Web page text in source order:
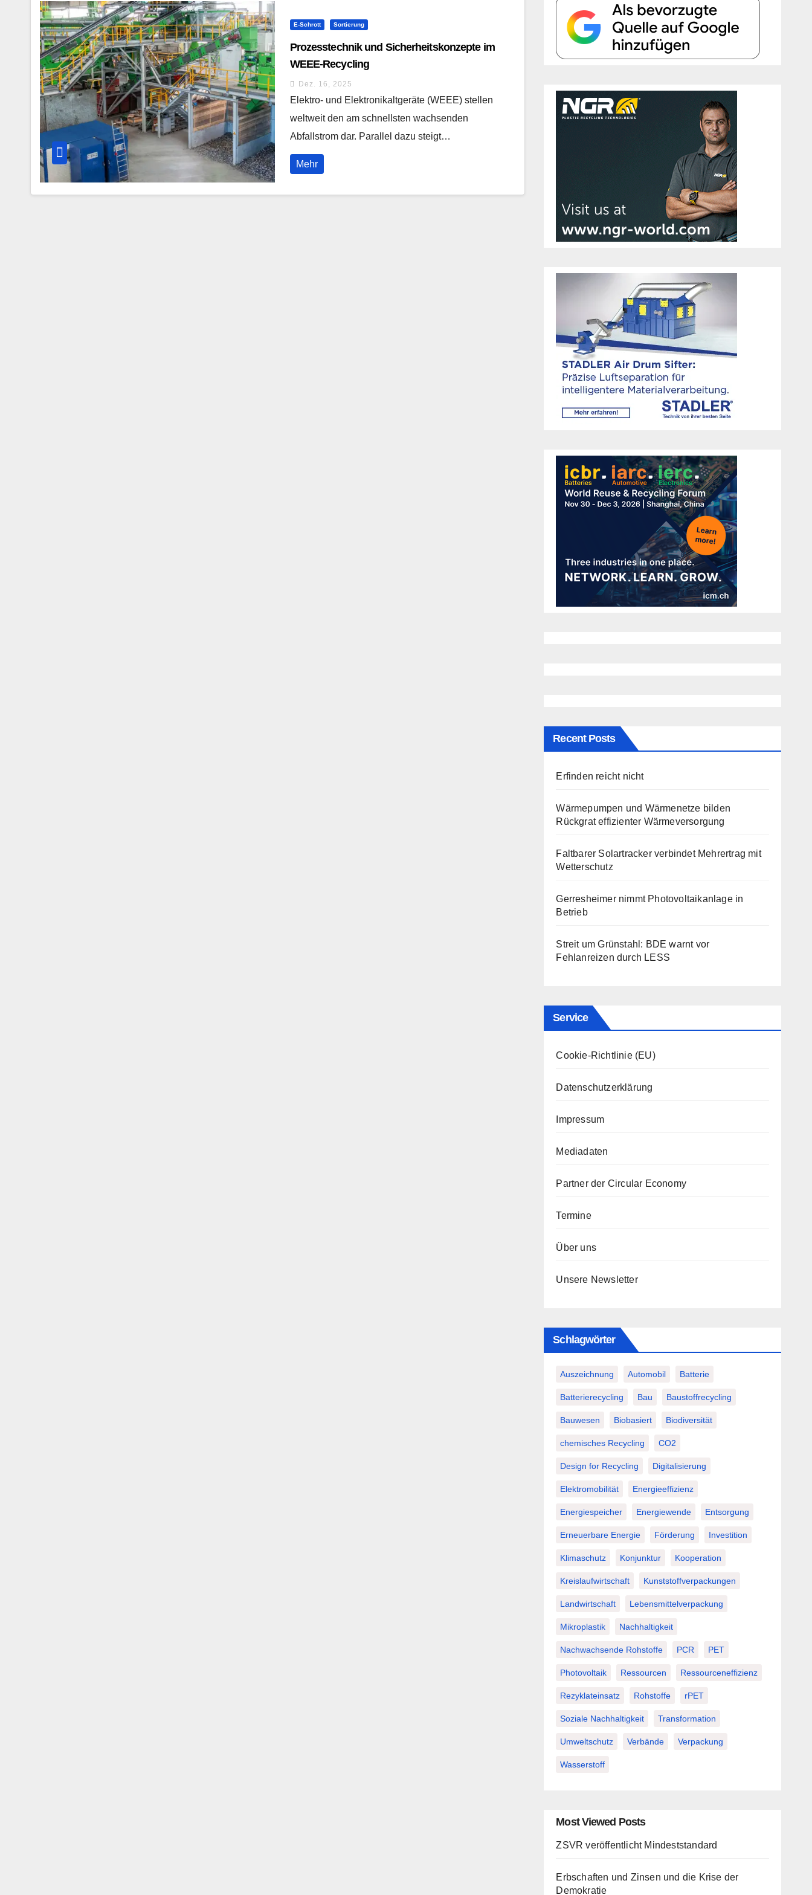
E-Schrott Sortierung
Prozesstechnik und Sicherheitskonzepte im
WEEE-Recycling
Dez. 16, 2025
Elektro- und Elektronikaltgeräte (WEEE) stellen
weltweit den am schnellsten wachsenden
Abfallstrom dar. Parallel dazu steigt…
Mehr
Recent Posts
Erfinden reicht nicht
Wärmepumpen und Wärmenetze bilden
Rückgrat effizienter Wärmeversorgung
Faltbarer Solartracker verbindet Mehrertrag mit
Wetterschutz
Gerresheimer nimmt Photovoltaikanlage in
Betrieb
Streit um Grünstahl: BDE warnt vor
Fehlanreizen durch LESS
Service
Cookie-Richtlinie (EU)
Datenschutzerklärung
Impressum
Mediadaten
Partner der Circular Economy
Termine
Über uns
Unsere Newsletter
Schlagwörter
Auszeichnung Automobil Batterie
Batterierecycling Bau Baustoffrecycling
Bauwesen Biobasiert Biodiversität
chemisches Recycling CO2
Design for Recycling Digitalisierung
Elektromobilität Energieeffizienz
Energiespeicher Energiewende Entsorgung
Erneuerbare Energie Förderung Investition
Klimaschutz Konjunktur Kooperation
Kreislaufwirtschaft Kunststoffverpackungen
Landwirtschaft Lebensmittelverpackung
Mikroplastik Nachhaltigkeit
Nachwachsende Rohstoffe PCR PET
Photovoltaik Ressourcen Ressourceneffizienz
Rezyklateinsatz Rohstoffe rPET
Soziale Nachhaltigkeit Transformation
Umweltschutz Verbände Verpackung
Wasserstoff
Most Viewed Posts
ZSVR veröffentlicht Mindeststandard
Erbschaften und Zinsen und die Krise der
Demokratie